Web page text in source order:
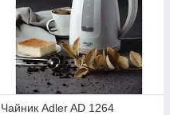
Чайник Adler AD 1264